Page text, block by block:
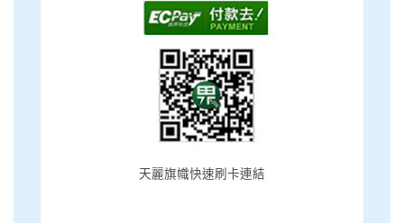
天麗旗幟快速刷卡連結